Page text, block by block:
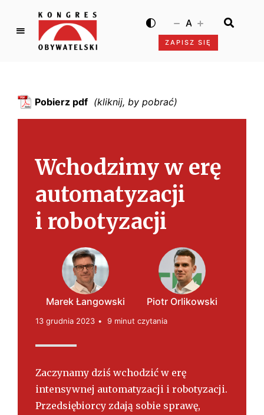
K
g
O
b
w
a
t
ZAPISZ SIĘ
A
Pobierz pdf
Wchodzimy w erę
automatyzacji
i robotyzacji
Marek Łangowski Piotr Orlikowski
13 grudnia 2023 9 minut czytania
Zaczynamy dziś wchodzić w erę
intensywnej automatyzacji i robotyzacji.
Przedsiębiorcy zdają sobie sprawę,